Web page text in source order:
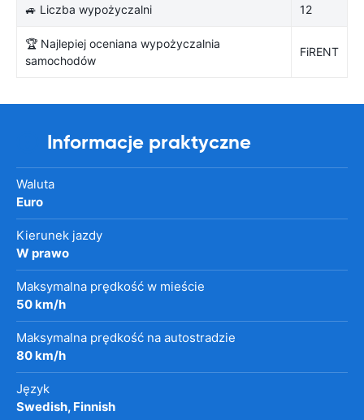
🚙 Liczba wypożyczalni 12
🏆 Najlepiej oceniana wypożyczalnia
samochodów
FiRENT
Informacje praktyczne
Waluta
Euro
Kierunek jazdy
W prawo
Maksymalna prędkość w mieście
50 km/h
Maksymalna prędkość na autostradzie
80 km/h
Język
Swedish, Finnish